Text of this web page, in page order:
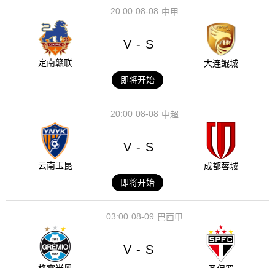
08-08
20:00 中甲
定南赣联
V - S
大连鲲城
即将开始
08-08
20:00 中超
云南玉昆
V - S
成都蓉城
即将开始
08-09
03:00 巴西甲
V - S